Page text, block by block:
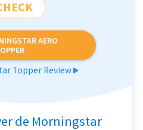
AERO
Topper Review
de Morningstar